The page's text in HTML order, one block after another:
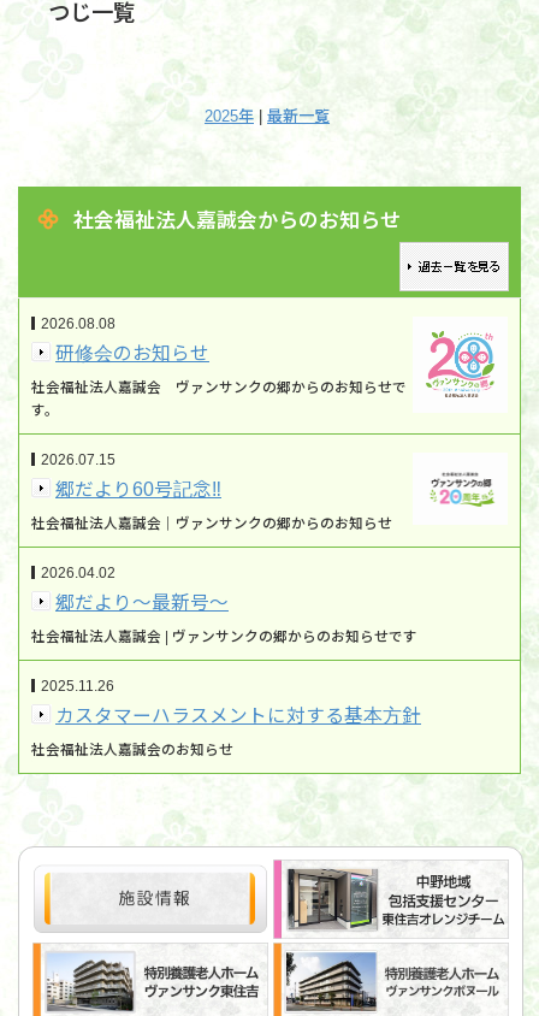
つじ一覧
2025年 最新一覧
社会福祉法人嘉誠会からのお知らせ
2026.08.08
研修会のお知らせ
社会福祉法人嘉誠会 ヴァンサンクの郷からのお知らせで
す。
2026.07.15
郷だより60号記念‼
社会福祉法人嘉誠会｜ヴァンサンクの郷からのお知らせ
2026.04.02
郷だより～最新号～
社会福祉法人嘉誠会 | ヴァンサンクの郷からのお知らせです
2025.11.26
カスタマーハラスメントに対する基本方針
社会福祉法人嘉誠会のお知らせ